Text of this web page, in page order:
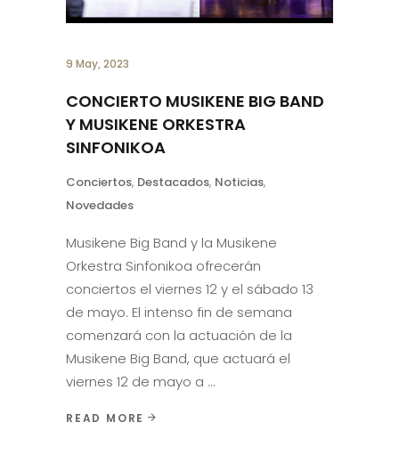
9 May, 2023
CONCIERTO MUSIKENE BIG BAND
Y MUSIKENE ORKESTRA
SINFONIKOA
Conciertos, Destacados, Noticias,
Novedades
Musikene Big Band y la Musikene
Orkestra Sinfonikoa ofrecerán
conciertos el viernes 12 y el sábado 13
de mayo. El intenso fin de semana
comenzará con la actuación de la
Musikene Big Band, que actuará el
viernes 12 de mayo a
READ MORE